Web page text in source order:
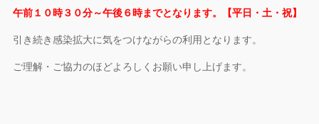
午前１０時３０分～午後６時までとなります。【平日・土・祝】
引き続き感染拡大に気をつけながらの利用となります。
ご理解・ご協力のほどよろしくお願い申し上げます。